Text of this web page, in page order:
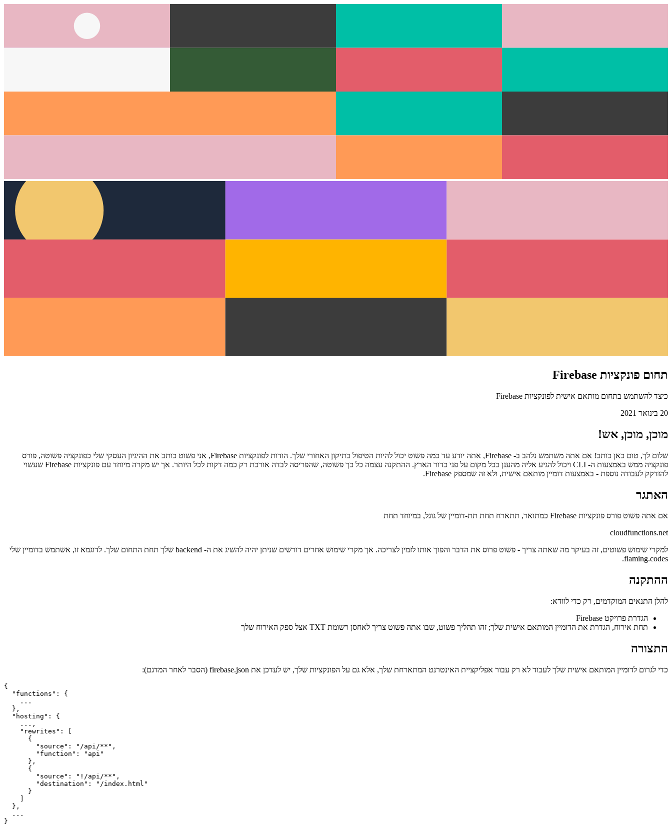
תחום פונקציות Firebase
20 בינואר 2021
מוכן, מוכן, אש!
להזדקק לעבודה נוספת - באמצעות דומיין מותאם אישית, ולא זה שמספק Firebase.
האתגר
cloudfunctions.net
flaming.codes.
ההתקנה
להלן התנאים המוקדמים, רק כדי לוודא:
תחת אירוח, הגדרת את הדומיין המותאם אישית שלך; זהו תהליך פשוט, שבו אתה פשוט צריך לאחסן רשומת TXT אצל ספק האירוח שלך
התצורה
  "functions": {
    ...
  "hosting": {
    "rewrites": [
      {
        "source": "/api/**",
        "function": "api"
      {
        "source": "!/api/**",
        "destination": "/index.html"
      }
    ]